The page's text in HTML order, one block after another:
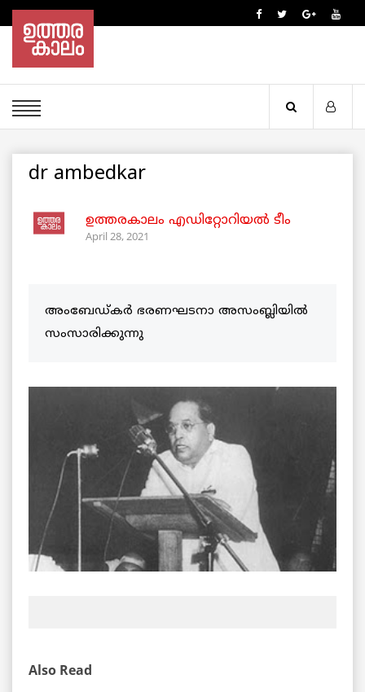
dr ambedkar
ഉത്തരകാലം എഡിറ്റോറിയല്‍ ടീം
April 28, 2021
അംബേഡ്കർ ഭരണഘടനാ അസംബ്ലിയിൽ
സംസാരിക്കുന്നു
Also Read